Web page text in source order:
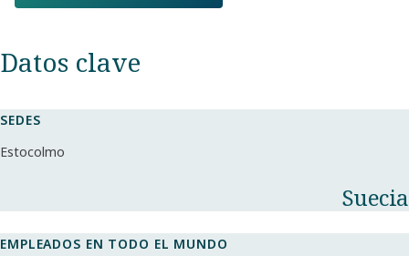
Datos clave​
SEDES
Suecia
Estocolmo
EMPLEADOS EN TODO EL MUNDO